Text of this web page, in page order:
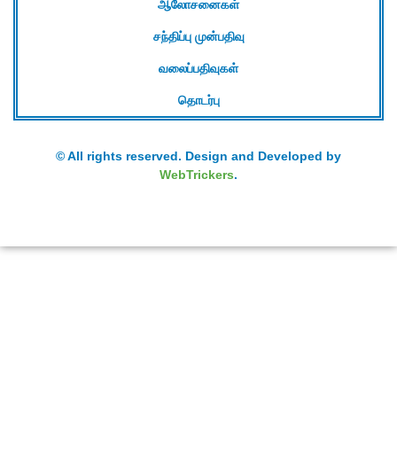
ஆலோசனைகள்
சந்திப்பு முன்பதிவு
வலைப்பதிவுகள்
தொடர்பு
© All rights reserved. Design and Developed by
WebTrickers.